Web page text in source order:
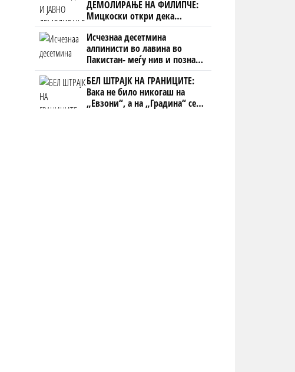
ДЕМОЛИРАЊЕ НА ФИЛИПЧЕ:
Мицкоски откри дека
човекот појма нема од
ништо, освен за кеш
Исчезнаа десетмина
алпинисти во лавина во
Пакистан- меѓу нив и познат
Непалец
БЕЛ ШТРАЈК НА ГРАНИЦИТЕ:
Вака не било никогаш на
„Евзони“, а на „Градина“ се